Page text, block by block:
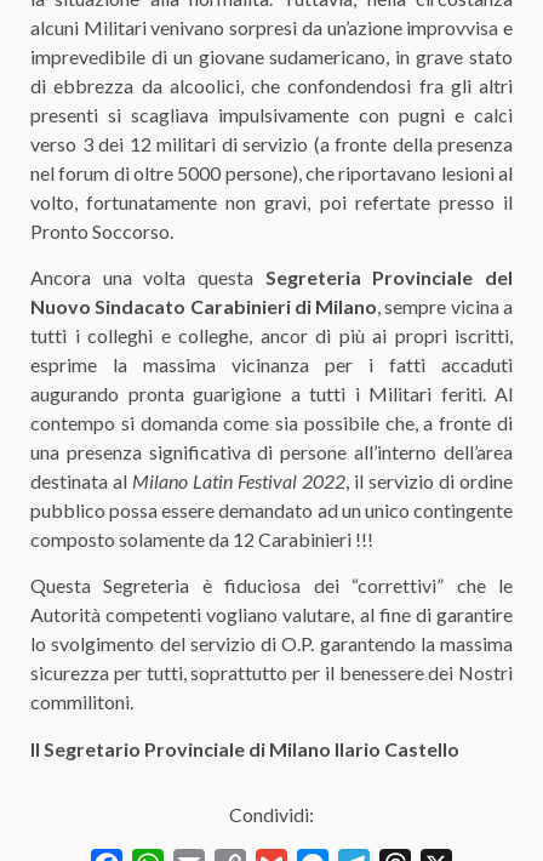
alcuni Militari venivano sorpresi da un’azione improvvisa e
imprevedibile di un giovane sudamericano, in grave stato
di ebbrezza da alcoolici, che confondendosi fra gli altri
presenti si scagliava impulsivamente con pugni e calci
verso 3 dei 12 militari di servizio (a fronte della presenza
nel forum di oltre 5000 persone), che riportavano lesioni al
volto, fortunatamente non gravi, poi refertate presso il
Pronto Soccorso.
Ancora una volta questa Segreteria Provinciale del
Nuovo Sindacato Carabinieri di Milano, sempre vicina a
tutti i colleghi e colleghe, ancor di più ai propri iscritti,
esprime la massima vicinanza per i fatti accaduti
augurando pronta guarigione a tutti i Militari feriti. Al
contempo si domanda come sia possibile che, a fronte di
una presenza significativa di persone all’interno dell’area
destinata al Milano Latin Festival 2022, il servizio di ordine
pubblico possa essere demandato ad un unico contingente
composto solamente da 12 Carabinieri !!!
Questa Segreteria è fiduciosa dei “correttivi” che le
Autorità competenti vogliano valutare, al fine di garantire
lo svolgimento del servizio di O.P. garantendo la massima
sicurezza per tutti, soprattutto per il benessere dei Nostri
commilitoni.
Il Segretario Provinciale di Milano Ilario Castello
Condividi: